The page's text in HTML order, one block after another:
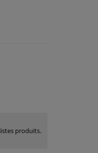
produits.